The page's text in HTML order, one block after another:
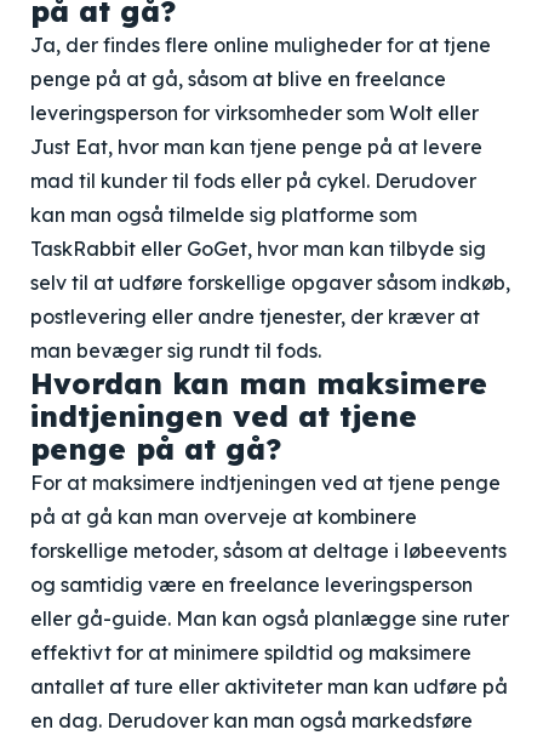
på at gå?
Ja, der findes flere online muligheder for at tjene
penge på at gå, såsom at blive en freelance
leveringsperson for virksomheder som Wolt eller
Just Eat, hvor man kan tjene penge på at levere
mad til kunder til fods eller på cykel. Derudover
kan man også tilmelde sig platforme som
TaskRabbit eller GoGet, hvor man kan tilbyde sig
selv til at udføre forskellige opgaver såsom indkøb,
postlevering eller andre tjenester, der kræver at
man bevæger sig rundt til fods.
Hvordan kan man maksimere
indtjeningen ved at tjene
penge på at gå?
For at maksimere indtjeningen ved at tjene penge
på at gå kan man overveje at kombinere
forskellige metoder, såsom at deltage i løbeevents
og samtidig være en freelance leveringsperson
eller gå-guide. Man kan også planlægge sine ruter
effektivt for at minimere spildtid og maksimere
antallet af ture eller aktiviteter man kan udføre på
en dag. Derudover kan man også markedsføre